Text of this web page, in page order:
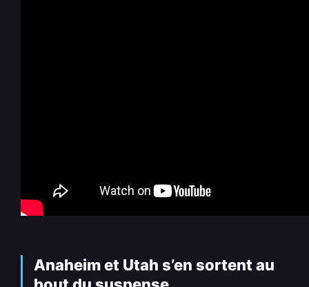
Anaheim et Utah s’en sortent au